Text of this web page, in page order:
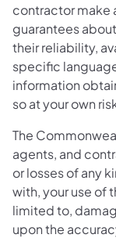
contractor make
guarantees
their reliability,
specific
information
so at your own
The
agents, and
or losses of any
with, your use of
limited to,
upon the